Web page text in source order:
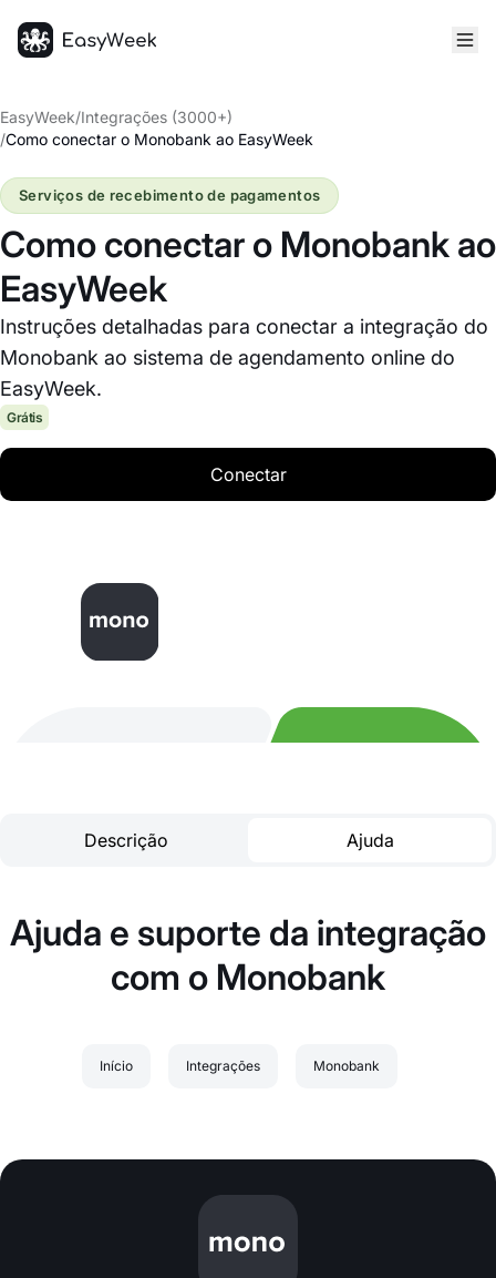
EasyWeek/Integrações (3000+)
/Como conectar o Monobank ao EasyWeek
Como conectar o Monobank ao
EasyWeek
Instruções detalhadas para conectar a integração do
Monobank ao sistema de agendamento online do
EasyWeek.
Serviços de recebimento de pagamentos
Grátis
Conectar
Descrição Ajuda
Ajuda e suporte da integração
com o Monobank
Início Integrações Monobank